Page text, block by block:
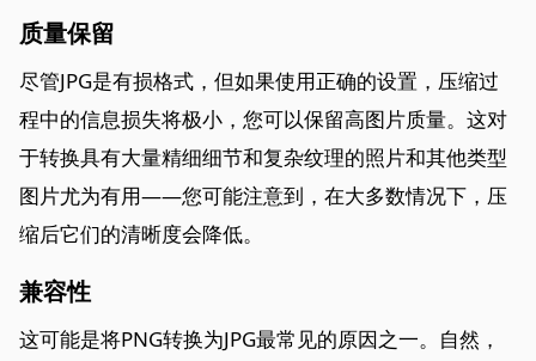
质量保留
尽管JPG是有损格式，但如果使用正确的设置，压缩过
程中的信息损失将极小，您可以保留高图片质量。这对
于转换具有大量精细细节和复杂纹理的照片和其他类型
图片尤为有用——您可能注意到，在大多数情况下，压
缩后它们的清晰度会降低。
兼容性
这可能是将PNG转换为JPG最常见的原因之一。自然，